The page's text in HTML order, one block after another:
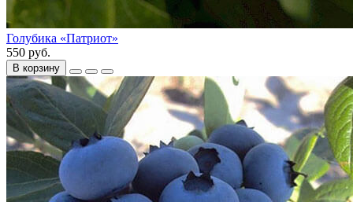
Голубика «Патриот»
550 руб.
В корзину